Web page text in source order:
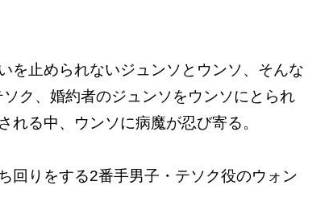
を止められないジュンソとウンソ、そんな
ク、婚約者のジュンソをウンソにとられ
る中、ウンソに病魔が忍び寄る。
回りをする2番手男子・テソク役のウォン